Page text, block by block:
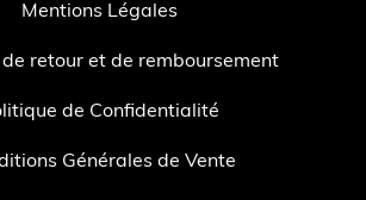
Mentions Légales
retour et de remboursement
de Confidentialité
Générales de Vente